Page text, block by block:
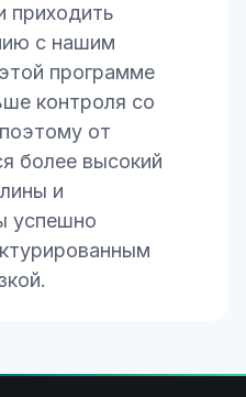
приходить
с нашим
программе
контроля со
от
более высокий
и
успешно